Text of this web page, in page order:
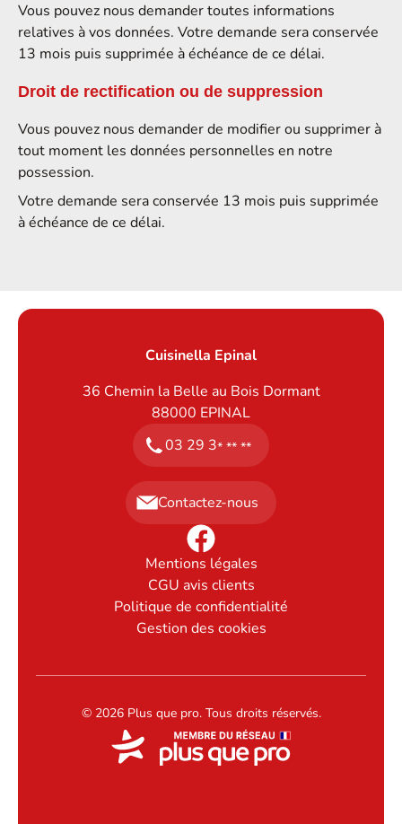
Vous pouvez nous demander toutes informations
relatives à vos données. Votre demande sera conservée
13 mois puis supprimée à échéance de ce délai.
Droit de rectification ou de suppression
Vous pouvez nous demander de modifier ou supprimer à
tout moment les données personnelles en notre
possession.
Votre demande sera conservée 13 mois puis supprimée
à échéance de ce délai.
Cuisinella Epinal
36 Chemin la Belle au Bois Dormant
88000 EPINAL
03 29 3* ** **
Contactez-nous
Mentions légales
CGU avis clients
Politique de confidentialité
Gestion des cookies
© 2026 Plus que pro. Tous droits réservés.